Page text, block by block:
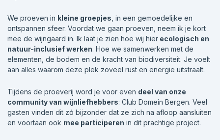
We proeven in kleine groepjes , in een gemoedelijke en
ontspannen sfeer. Voordat we gaan proeven, neem ik je kort
mee de wijngaard in. Ik laat je zien hoe wij hier ecologisch en
natuur-inclusief werken. Hoe we samenwerken met de
elementen, de bodem en de kracht van biodiversiteit. Je voelt
aan alles waarom deze plek zoveel rust en energie uitstraalt.
Tijdens de proeverij word je voor even deel van onze
community van wijnliefhebbers: Club Domein Bergen. Veel
gasten vinden dit zó bijzonder dat ze zich na afloop aansluiten
en voortaan ook mee participeren in dit prachtige project.